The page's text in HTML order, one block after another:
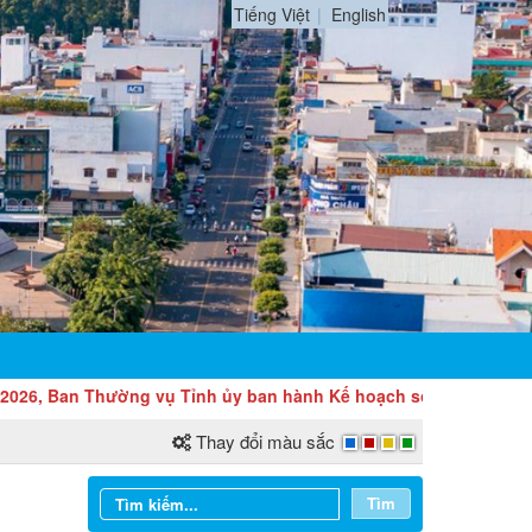
Tiếng Việt English
Ban Thường vụ Tỉnh ủy ban hành Kế hoạch số 104-KH/TU
Thay đổi màu sắc
Tìm